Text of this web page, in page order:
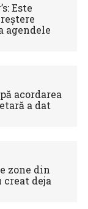
Este
agendele
acordarea
a dat
zone din
deja